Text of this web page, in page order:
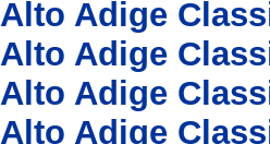
Alto Adige
Alto Adige
Alto Adige
Alto Adige